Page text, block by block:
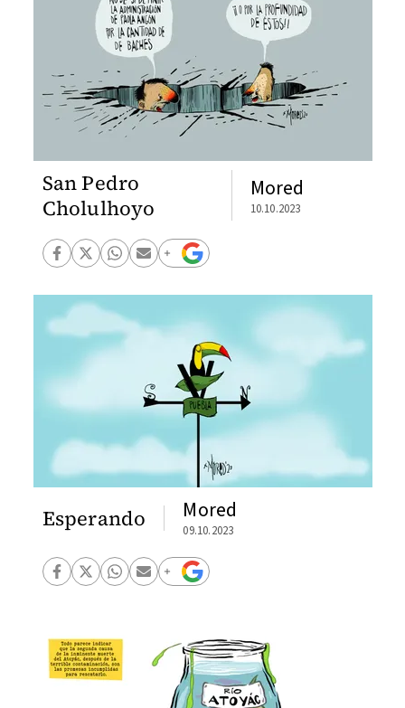
San Pedro
Cholulhoyo
Mored
10.10.2023
Esperando Mored
09.10.2023